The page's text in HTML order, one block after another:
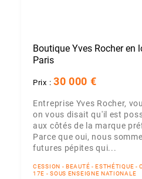
Boutique Yves Rocher en
Paris
Prix : 30 000 €
Entreprise Yves Rocher,
on vous disait qu'il est
aux côtés de la marque
Parce que oui, nous
futures pépites qui...
CESSION - BEAUTÉ - ESTHÉTIQUE -
17E - SOUS ENSEIGNE NATIONALE